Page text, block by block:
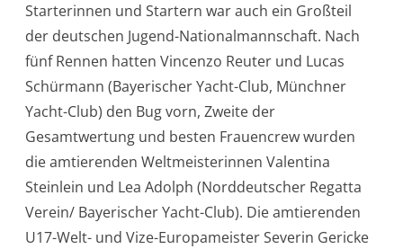
Starterinnen und Startern war auch ein Großteil
der deutschen Jugend-Nationalmannschaft. Nach
fünf Rennen hatten Vincenzo Reuter und Lucas
Schürmann (Bayerischer Yacht-Club, Münchner
Yacht-Club) den Bug vorn, Zweite der
Gesamtwertung und besten Frauencrew wurden
die amtierenden Weltmeisterinnen Valentina
Steinlein und Lea Adolph (Norddeutscher Regatta
Verein/ Bayerischer Yacht-Club). Die amtierenden
U17-Welt- und Vize-Europameister Severin Gericke